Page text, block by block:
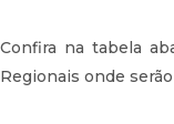
Confira na tabela
Regionais onde